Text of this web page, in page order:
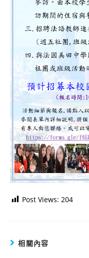
Post Views: 204
相關內容